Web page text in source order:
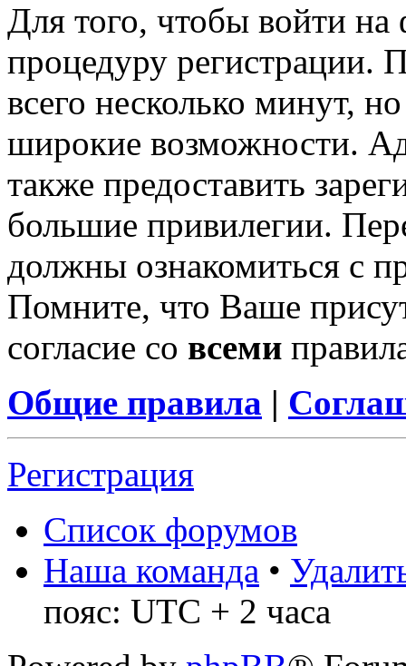
Для того, чтобы войти
процедуру регистрации.
всего несколько минут,
широкие возможности.
также предоставить
большие привилегии.
должны ознакомиться с
Помните, что Ваше
согласие со всеми
Общие правила |
Регистрация
Список форумов
Наша команда •
пояс: UTC + 2 часа